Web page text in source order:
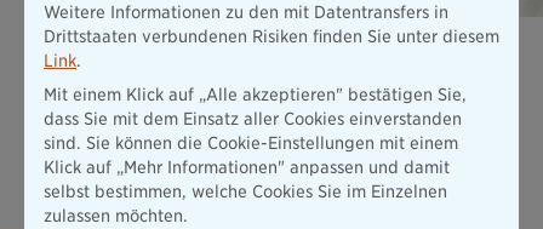
Unfallversicherung ExistenzBudget
ExistenzBudget in einer Höhe von bis zu 10 Mio. € nach
einem Unfall - und das schon ab 9,41 € pro Monat.
Mehr erfahren
Weitere Informationen zu den mit Datentransfers in
Drittstaaten verbundenen Risiken finden Sie unter diesem
Link.
Mit einem Klick auf „Alle akzeptieren" bestätigen Sie,
dass Sie mit dem Einsatz aller Cookies einverstanden
sind. Sie können die Cookie-Einstellungen mit einem
Klick auf „Mehr Informationen" anpassen und damit
selbst bestimmen, welche Cookies Sie im Einzelnen
zulassen möchten.